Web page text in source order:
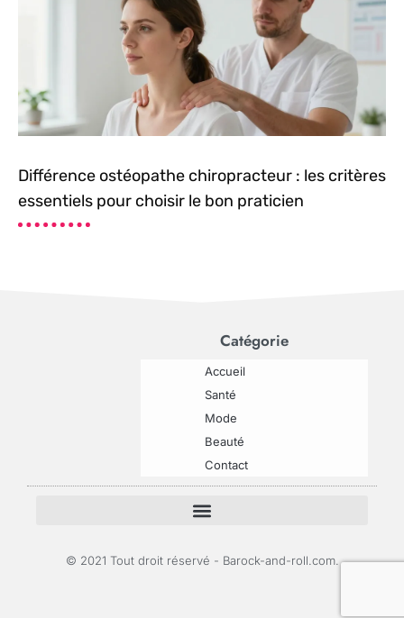
Différence ostéopathe chiropracteur : les critères
essentiels pour choisir le bon praticien
Catégorie
Accueil
Santé
Mode
Beauté
Contact
© 2021 Tout droit réservé - Barock-and-roll.com.